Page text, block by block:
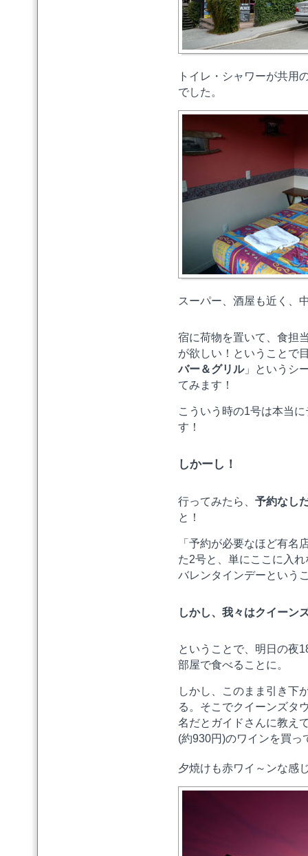
トイレ・シャワーが共用
でした。
スーパー、酒屋も近く、
宿に荷物を置いて、食担
が欲しい！ということで
バー＆グリル」というシ
てみます！
こういう時の1号は本当
す！
しかーし！
行ってみたら、 予約なし
と！
「予約が必要なほど有名
た2号と、単にここに入
バレンタインデーという
しかし、我々はクイーン
ということで、明日の夜
部屋で食べることに。
しかし、このまま引き下
る。そこでクイーンズタ
名だとガイドさんに教え
(約930円)のワインを買っ
夕焼けも赤ワイ～ンな感